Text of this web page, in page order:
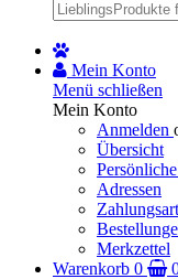
Mein Konto
Menü schließen
Mein Konto
Anmelden
Übersicht
Adressen
Merkzettel
Warenkorb 0